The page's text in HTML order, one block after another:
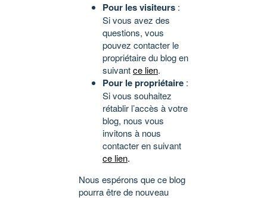
Pour les visiteurs :
Si vous avez des
questions, vous
pouvez contacter le
propriétaire du blog en
suivantce lien.
Pour le propriétaire :
Si vous souhaitez
rétablir l’accès à votre
blog, nous vous
invitons à nous
contacter en suivant
ce lien.
Nous espérons que ce blog
pourra être de nouveau